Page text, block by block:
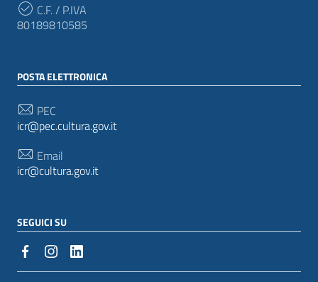
C.F. / P.IVA
80189810585
POSTA ELETTRONICA
PEC
icr@pec.cultura.gov.it
Email
icr@cultura.gov.it
SEGUICI SU